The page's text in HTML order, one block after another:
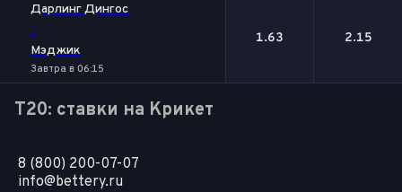
Дарлинг Дингос
-
Мэджик
Завтра в 06:15
1.63 2.15
T20: ставки на Крикет
8 (800) 200-07-07
info@bettery.ru